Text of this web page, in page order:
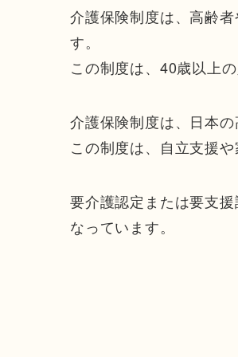
介護保険制度は、高齢
す。
この制度は、40歳以上
介護保険制度は、日本
この制度は、自立支援
要介護認定または要支
なっています。